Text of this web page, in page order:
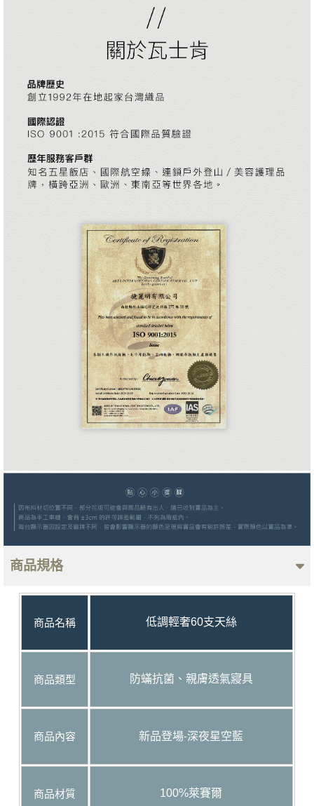
商品規格
商品名稱 低調輕奢60支天絲
商品類型 防蟎抗菌、親膚透氣寢具
商品內容 新品登場-深夜星空藍
商品材質 100%萊賽爾